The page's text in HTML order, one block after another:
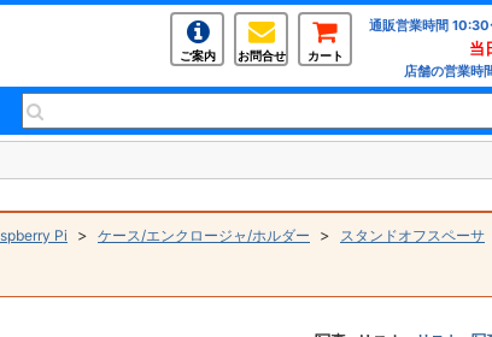
ご案内 お問合せ カート
通販営業時間
当
店舗の営業時
Pi > ケース/エンクロージャ/ホルダー > スタンドオフスペーサ